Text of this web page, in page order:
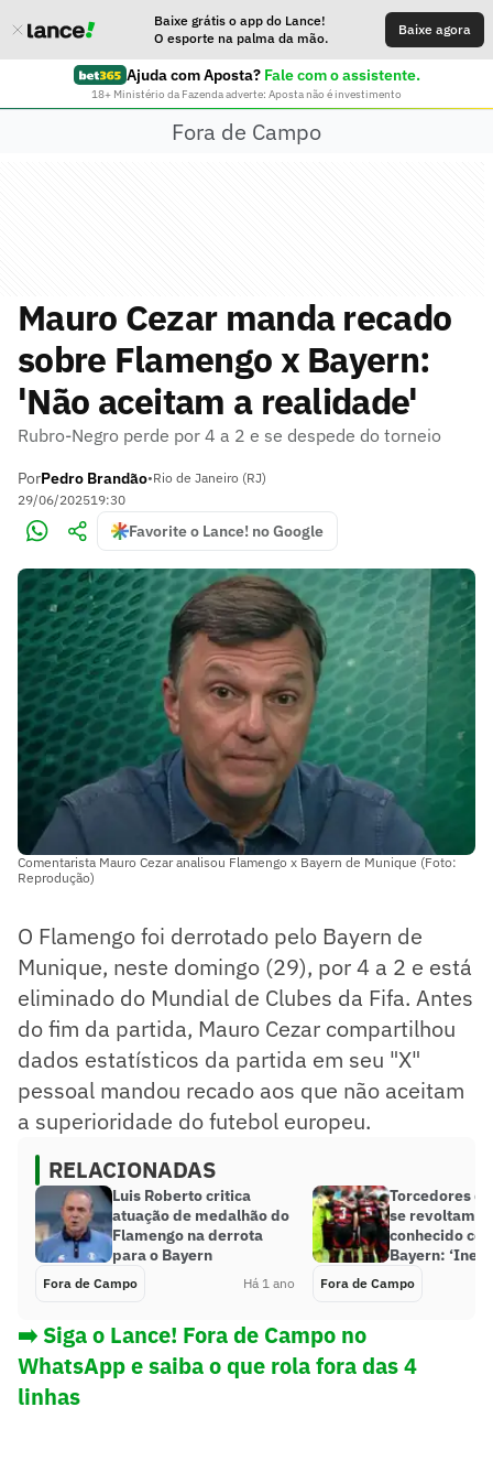
Baixe grátis o app do Lance!
O esporte na palma da mão.
Baixe agora
Ajuda com Aposta? Fale com o assistente.
18+ Ministério da Fazenda adverte: Aposta não é investimento
Fora de Campo
Mauro Cezar manda recado
sobre Flamengo x Bayern:
'Não aceitam a realidade'
Rubro-Negro perde por 4 a 2 e se despede do torneio
PorPedro Brandão•Rio de Janeiro (RJ)
29/06/202519:30
Favorite o Lance! no Google
Comentarista Mauro Cezar analisou Flamengo x Bayern de Munique (Foto:
Reprodução)
O Flamengo foi derrotado pelo Bayern de
Munique, neste domingo (29), por 4 a 2 e está
eliminado do Mundial de Clubes da Fifa. Antes
do fim da partida, Mauro Cezar compartilhou
dados estatísticos da partida em seu "X"
pessoal mandou recado aos que não aceitam
a superioridade do futebol europeu.
RELACIONADAS
Luis Roberto critica
atuação de medalhão do
Flamengo na derrota
para o Bayern
Fora de Campo Há 1 ano
Torcedores
se revoltam
conhecido
Bayern:
Fora de Campo
➡️ Siga o Lance! Fora de Campo no
WhatsApp e saiba o que rola fora das 4
linhas